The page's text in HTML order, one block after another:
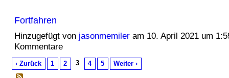
Fortfahren
Hinzugefügt von jasonmemileram 10. April 2021 um
Kommentare
‹ Zurück 1 2 3 4 5 Weiter ›